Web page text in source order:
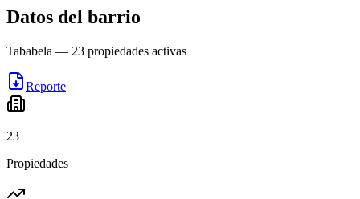
Datos del barrio
Tababela — 23 propiedades activas
Reporte
23
Propiedades